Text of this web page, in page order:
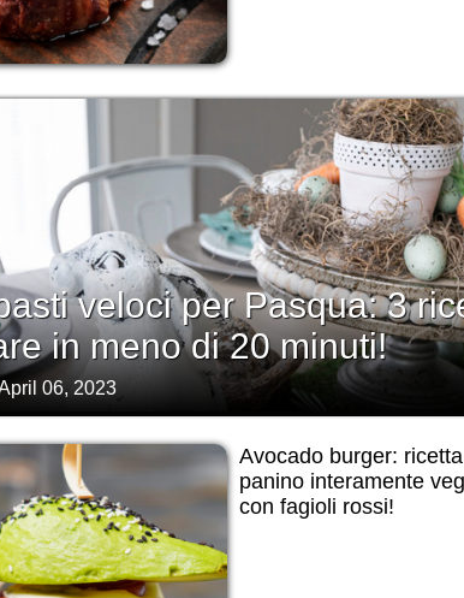
veloci per Pasqua: 3
in meno di 20 minuti!
06, 2023
Avocado burger:
panino interamente
con fagioli rossi!